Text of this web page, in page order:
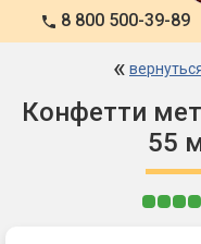
8 800 500-39-89
«
Конфетти
55